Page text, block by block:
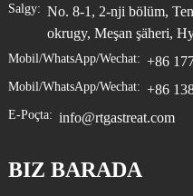
Salgy: No. 8-1, 2-nji bölüm,
okrugy, Meşan şäheri,
Mobil/WhatsApp/Wechat: +86
Mobil/WhatsApp/Wechat: +86
E-Poçta: info@rtgastreat.com
BIZ BARADA